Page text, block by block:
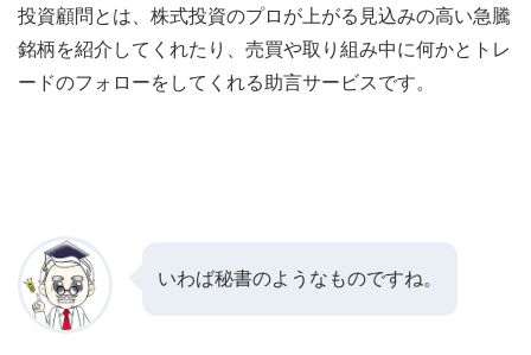
投資顧問とは、株式投資のプロが上がる見込みの高い急騰
銘柄を紹介してくれたり、売買や取り組み中に何かとトレ
ードのフォローをしてくれる助言サービスです。
いわば秘書のようなものですね。